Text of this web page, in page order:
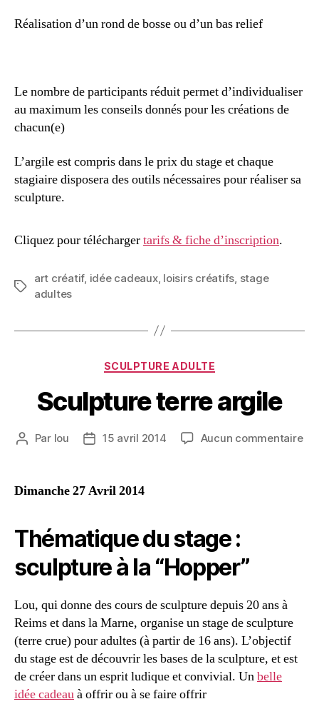
Réalisation d’un rond de bosse ou d’un bas relief
Le nombre de participants réduit permet d’individualiser
au maximum les conseils donnés pour les créations de
chacun(e)
L’argile est compris dans le prix du stage et chaque
stagiaire disposera des outils nécessaires pour réaliser sa
sculpture.
Cliquez pour téléchargertarifs & fiche d’inscription.
art créatif, idée cadeaux, loisirs créatifs stage
adultes
SCULPTURE ADULTE
Sculpture terre argile
Par lou 15 avril 2014 Aucun commentaire
Dimanche 27 Avril 2014
Thématique du stage :
sculpture à la “Hopper”
Lou, qui donne des cours de sculpture depuis 20 ans à
Reims et dans la Marne, organise un stage de sculpture
(terre crue) pour adultes (à partir de 16 ans). L’objectif
du stage est de découvrir les bases de la sculpture, et est
de créer dans un esprit ludique et convivial. Unbelle
idée cadeauà offrir ou à se faire offrir